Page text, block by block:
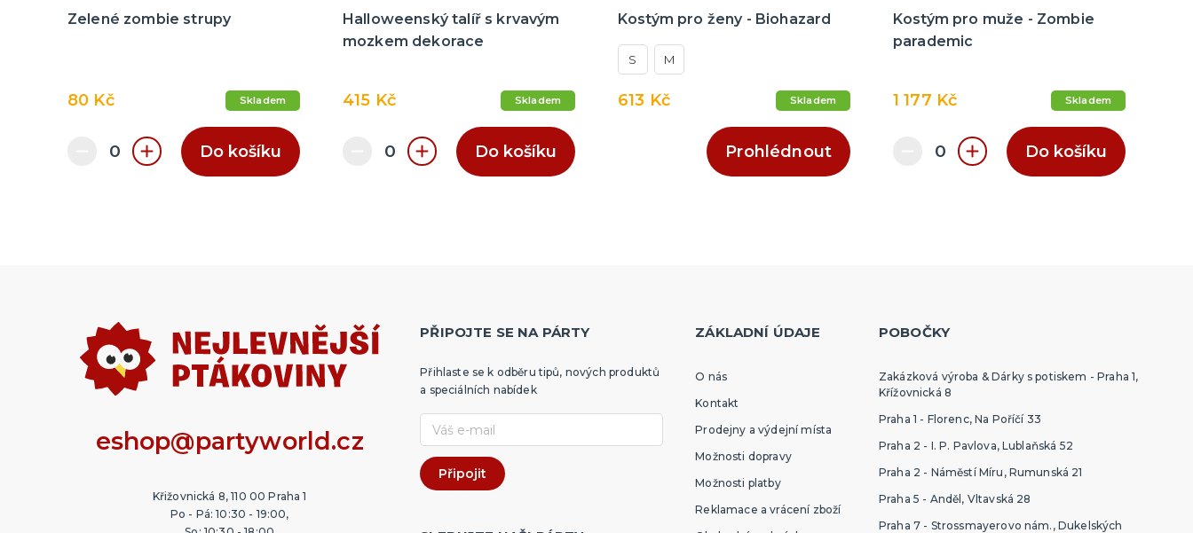
Zelené zombie strupy
80 Kč Skladem
Do košíku
Halloweenský talíř s krvavým
mozkem dekorace
415 Kč Skladem
Do košíku
Kostým pro ženy - Biohazard
S M
613 Kč Skladem
Prohlédnout
Kostým pro muže - Zombie
parademic
1 177 Kč Skladem
Do košíku
eshop@partyworld.cz
Křižovnická 8, 110 00 Praha 1
Po - Pá: 10:30 - 19:00,
PŘIPOJTE SE NA PÁRTY
Přihlaste se k odběru tipů, nových produktů
a speciálních nabídek
ZÁKLADNÍ ÚDAJE
O nás
Kontakt
Prodejny a výdejní místa
Možnosti dopravy
Možnosti platby
Reklamace a vrácení zboží
POBOČKY
Zakázková výroba & Dárky s potiskem - Praha 1,
Křížovnická 8
Praha 1 - Florenc, Na Poříčí 33
Praha 2 - I. P. Pavlova, Lublaňská 52
Praha 2 - Náměstí Míru, Rumunská 21
Praha 5 - Anděl, Vltavská 28
Praha 7 - Strossmayerovo nám., Dukelských